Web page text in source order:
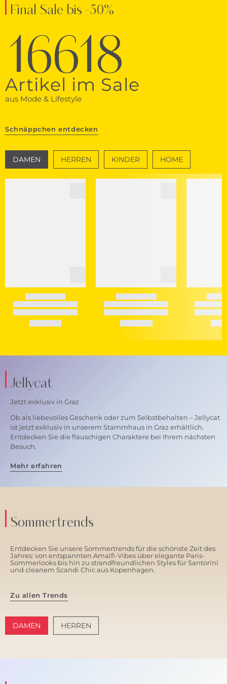
Final Sale bis -50%
16618
Artikel im Sale
aus Mode & Lifestyle
Schnäppchen entdecken
DAMEN HERREN KINDER HOME
Jellycat
Jetzt exklusiv in Graz
Ob als liebevolles Geschenk oder zum Selbstbehalten – Jellycat
ist jetzt exklusiv in unserem Stammhaus in Graz erhältlich.
Entdecken Sie die flauschigen Charaktere bei Ihrem nächsten
Besuch.
Mehr erfahren
Sommertrends
Entdecken Sie unsere Sommertrends für die schönste Zeit des
Jahres: von entspannten Amalfi-Vibes über elegante Paris-
Sommerlooks bis hin zu strandfreundlichen Styles für Santorini
und cleanem Scandi Chic aus Kopenhagen.
Zu allen Trends
DAMEN HERREN